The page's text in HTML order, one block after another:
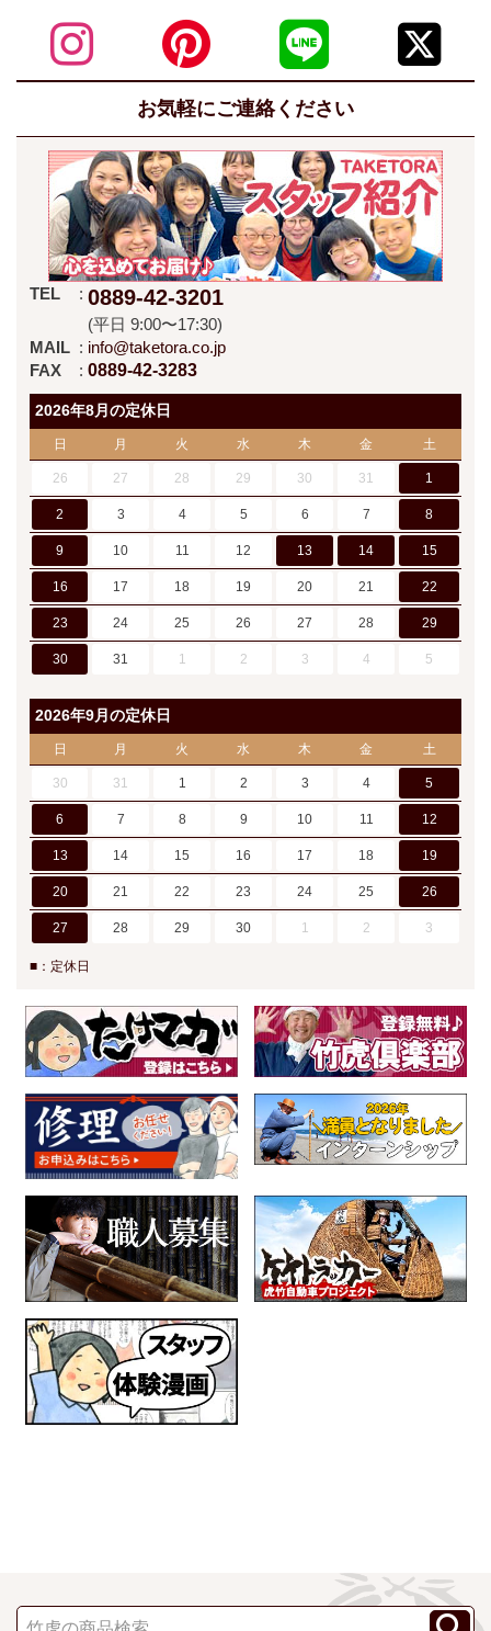
お気軽にご連絡ください
TEL 0889-42-3201
(平日 9:00〜17:30)
MAIL
info@taketora.co.jp
FAX
0889-42-3283
2026年8月の定休日
日 月 火 水 木 金 土
26 27 28 29 30 31 1
2 3 4 5 6 7 8
9 10 11 12 13 14 15
16 17 18 19 20 21 22
23 24 25 26 27 28 29
30 31 1 2 3 4 5
2026年9月の定休日
日 月 火 水 木 金 土
30 31 1 2 3 4 5
6 7 8 9 10 11 12
13 14 15 16 17 18 19
20 21 22 23 24 25 26
27 28 29 30 1 2 3
■：定休日